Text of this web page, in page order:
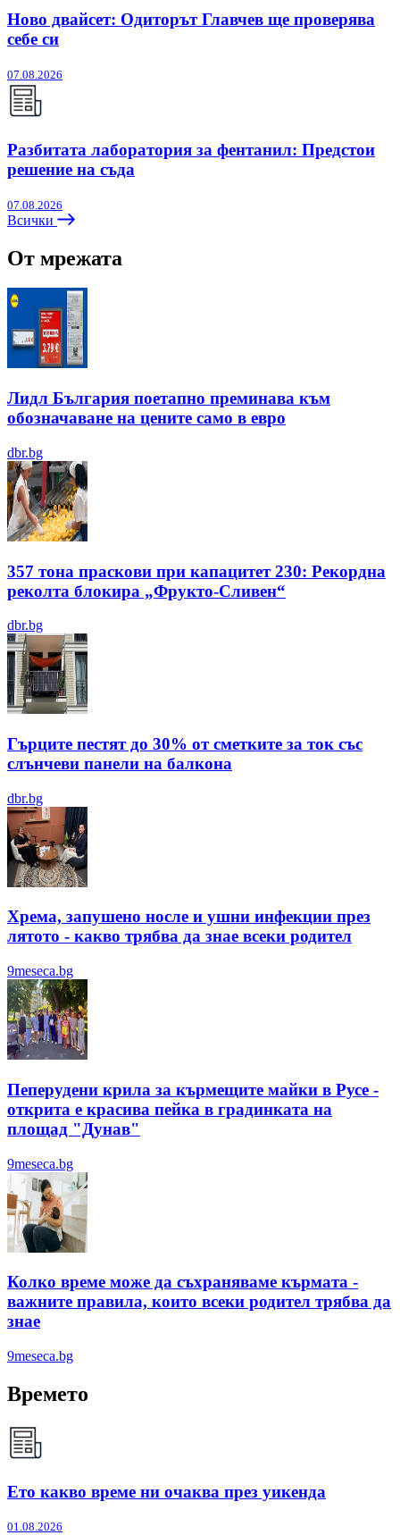
Ново двайсет: Одиторът Главчев ще проверява
себе си
07.08.2026
Разбитата лаборатория за фентанил: Предстои
решение на съда
07.08.2026
Всички
От мрежата
Лидл България поетапно преминава към
обозначаване на цените само в евро
dbr.bg
357 тона праскови при капацитет 230: Рекордна
реколта блокира „Фрукто-Сливен“
dbr.bg
Гърците пестят до 30% от сметките за ток със
слънчеви панели на балкона
dbr.bg
Хрема, запушено носле и ушни инфекции през
лятотo - какво трябва да знае всеки родител
9meseca.bg
Пеперудени крила за кърмещите майки в Русе -
открита е красива пейка в градинката на
площад "Дунав"
9meseca.bg
Колко време може да съхраняваме кърмата -
важните правила, които всеки родител трябва да
знае
9meseca.bg
Времето
Ето какво време ни очаква през уикенда
01.08.2026